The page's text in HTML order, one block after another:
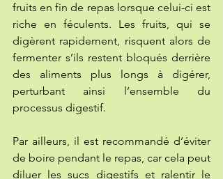
fruits en fin de repas lorsque celui-ci est
riche en féculents. Les fruits, qui se
digèrent rapidement, risquent alors de
fermenter s’ils restent bloqués derrière
des aliments plus longs à digérer,
perturbant ainsi l’ensemble du
processus digestif.
Par ailleurs, il est recommandé d’éviter
de boire pendant le repas, car cela peut
diluer les sucs digestifs et ralentir le